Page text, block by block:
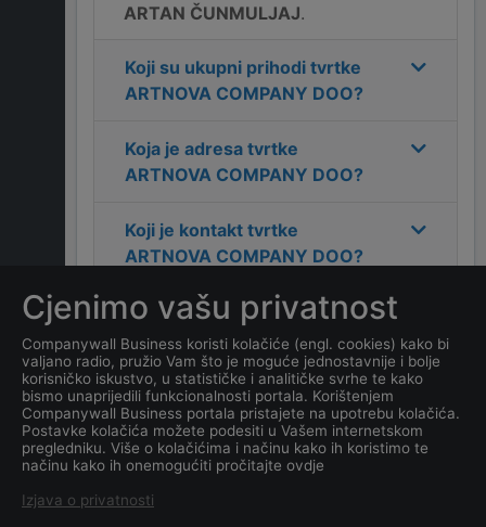
ARTAN ČUNMULJAJ.
Koji su ukupni prihodi tvrtke
ARTNOVA COMPANY DOO?
Koja je adresa tvrtke
ARTNOVA COMPANY DOO?
Koji je kontakt tvrtke
ARTNOVA COMPANY DOO?
Koliko ima zaposlenih
kompanijaARTNOVA
COMPANY DOO?
Koji je datum osnivanja
tvrtkeARTNOVA COMPANY
DOO?
Cjenimo vašu privatnost
Companywall Business koristi kolačiće (engl. cookies) kako bi
valjano radio, pružio Vam što je moguće jednostavnije i bolje
korisničko iskustvo, u statističke i analitičke svrhe te kako
bismo unaprijedili funkcionalnosti portala. Korištenjem
Companywall Business portala pristajete na upotrebu kolačića.
Postavke kolačića možete podesiti u Vašem internetskom
pregledniku. Više o kolačićima i načinu kako ih koristimo te
načinu kako ih onemogućiti pročitajte ovdje
Izjava o privatnosti